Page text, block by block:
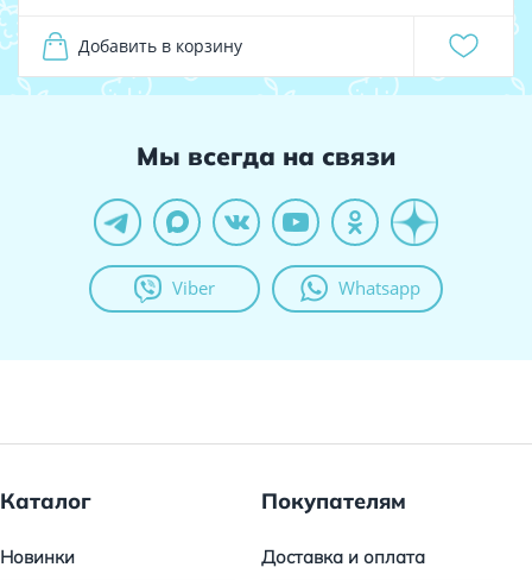
Добавить в корзину
Мы всегда на связи
Viber Whatsapp
Каталог
Новинки
Покупателям
Доставка и оплата